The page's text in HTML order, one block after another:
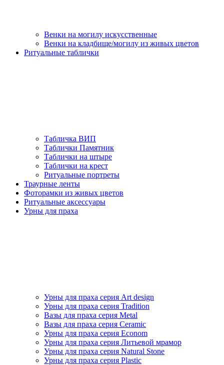
Венки на могилу искусственные
Венки на кладбище/могилу из живых цветов
Ритуальные таблички
Табличка ВИП
Таблички Памятник
Таблички на штыре
Таблички на крест
Ритуальные портреты
Траурные ленты
Фоторамки из живых цветов
Ритуальные аксессуары
Урны для праха
Урны для праха серия Art design
Урны для праха серия Tradition
Вазы для праха серия Metal
Вазы для праха серия Ceramic
Урны для праха серия Econom
Урны для праха серия Литьевой мрамор
Урны для праха серия Natural Stone
Урны для праха серия Plastic